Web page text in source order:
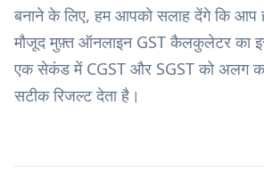
बनाने के लिए, हम आपको सलाह देंगे कि आप
मौजूद मुफ़्तऑनलाइन GST कैलकुलेटरका
एक सेकंड में CGST और SGST को अलग
सटीक रिजल्ट देता है।